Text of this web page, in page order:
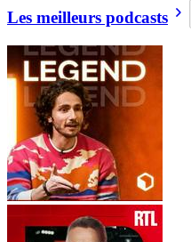
Les meilleurs podcasts